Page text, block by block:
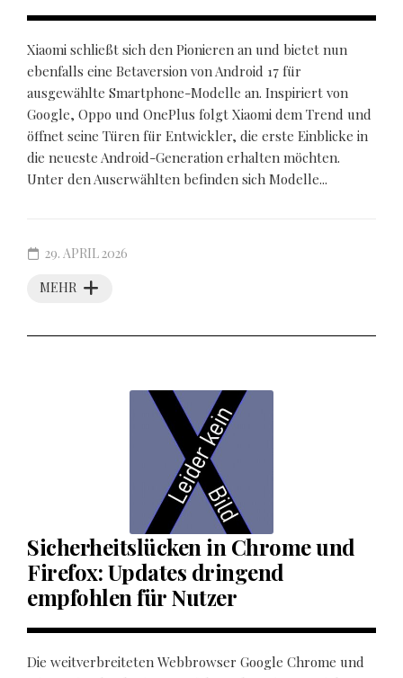
Xiaomi schließt sich den Pionieren an und bietet nun
ebenfalls eine Betaversion von Android 17 für
ausgewählte Smartphone-Modelle an. Inspiriert von
Google, Oppo und OnePlus folgt Xiaomi dem Trend und
öffnet seine Türen für Entwickler, die erste Einblicke in
die neueste Android-Generation erhalten möchten.
Unter den Auserwählten befinden sich Modelle...
MEHR
29. APRIL 2026
Sicherheitslücken in Chrome und
Firefox: Updates dringend
empfohlen für Nutzer
Die weitverbreiteten Webbrowser Google Chrome und